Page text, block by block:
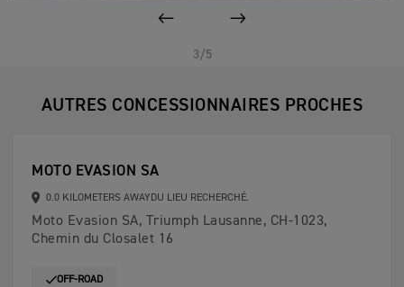
3/5
AUTRES CONCESSIONNAIRES PROCHES
MOTO EVASION SA
0.0 KILOMETERS AWAYDU LIEU RECHERCHÉ.
Moto Evasion SA, Triumph Lausanne, CH-1023,
Chemin du Closalet 16
OFF-ROAD